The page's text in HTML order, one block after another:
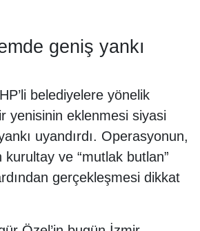
geniş yankı
belediyelere yönelik
yenisinin eklenmesi siyasi
uyandırdı. Operasyonun,
kurultay ve “mutlak butlan”
gerçekleşmesi dikkat